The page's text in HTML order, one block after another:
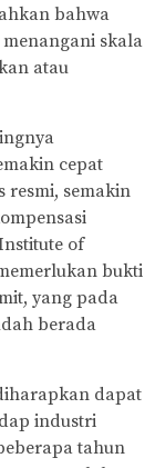
bahwa
skala
atau
cepat
resmi, semakin
of
bukti
yang pada
berada
dapat
industri
tahun